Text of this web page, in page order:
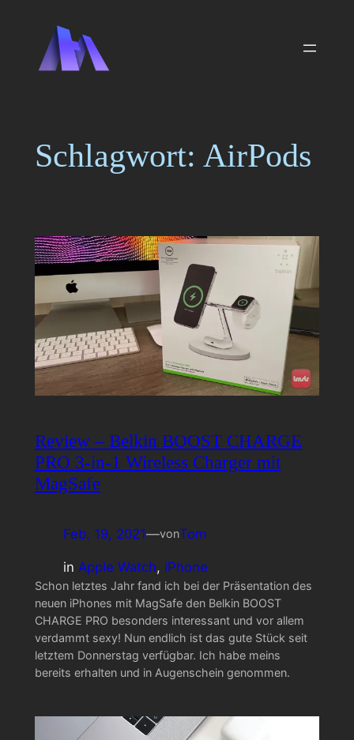
springen
Schlagwort: AirPods
Review – Belkin BOOST CHARGE
PRO 3-in-1 Wireless Charger mit
MagSafe
Feb. 19, 2021—vonTom
in Apple Watch, iPhone
Schon letztes Jahr fand ich bei der Präsentation des
neuen iPhones mit MagSafe den Belkin BOOST
CHARGE PRO besonders interessant und vor allem
verdammt sexy! Nun endlich ist das gute Stück seit
letztem Donnerstag verfügbar. Ich habe meins
bereits erhalten und in Augenschein genommen.